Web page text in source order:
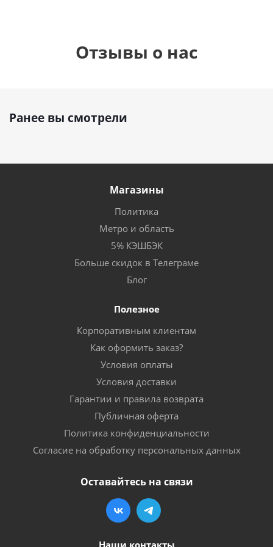
Отзывы о нас
Ранее вы смотрели
Магазины
Политика
Метро и область
5% КЭШБЭК
Больше скидок в Телеграме
Блог
Полезное
Корпоративным клиентам
Как оформить заказ?
Условия оплаты
Условия доставки
Гарантии и правила возврата
Публичная оферта
Политика конфиденциальности
Согласие на обработку персональных данных
Оставайтесь на связи
Наши контакты